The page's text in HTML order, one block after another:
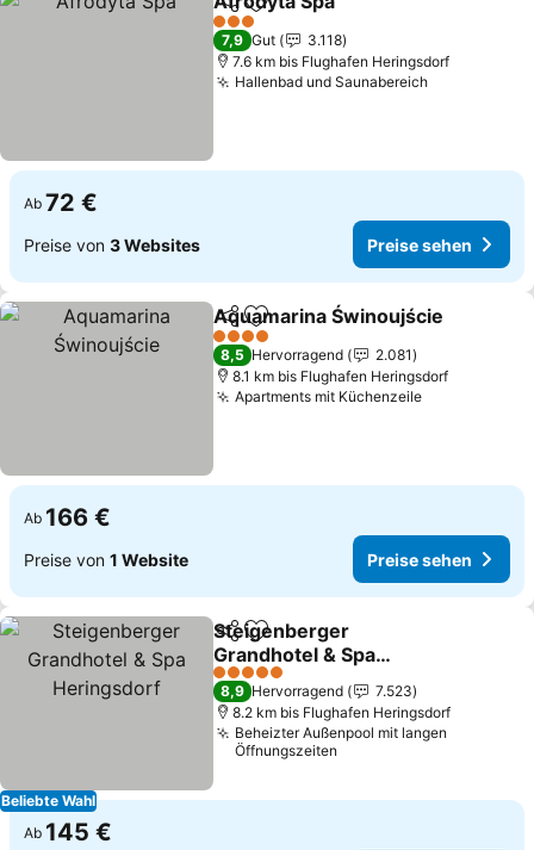
TeilenZu Favoriten hinzufügen
3 Sterne
7,9 Gut
3.118
7.6 km bis Flughafen Heringsdorf
Hallenbad und Saunabereich
Ab 72 €
Preise von 3 Websites Preise sehen
TeilenZu Favoriten hinzufügen
Aquamarina Świnoujście
4 Sterne
8,5 Hervorragend
2.081
8.1 km bis Flughafen Heringsdorf
Apartments mit Küchenzeile
Ab 166 €
Preise von 1 Website Preise sehen
Beliebte Wahl
TeilenZu Favoriten hinzufügen
Steigenberger
Grandhotel & Spa
Heringsdorf
5 Sterne
8,9 Hervorragend
7.523
8.2 km bis Flughafen Heringsdorf
Beheizter Außenpool mit langen
Öffnungszeiten
Ab 145 €